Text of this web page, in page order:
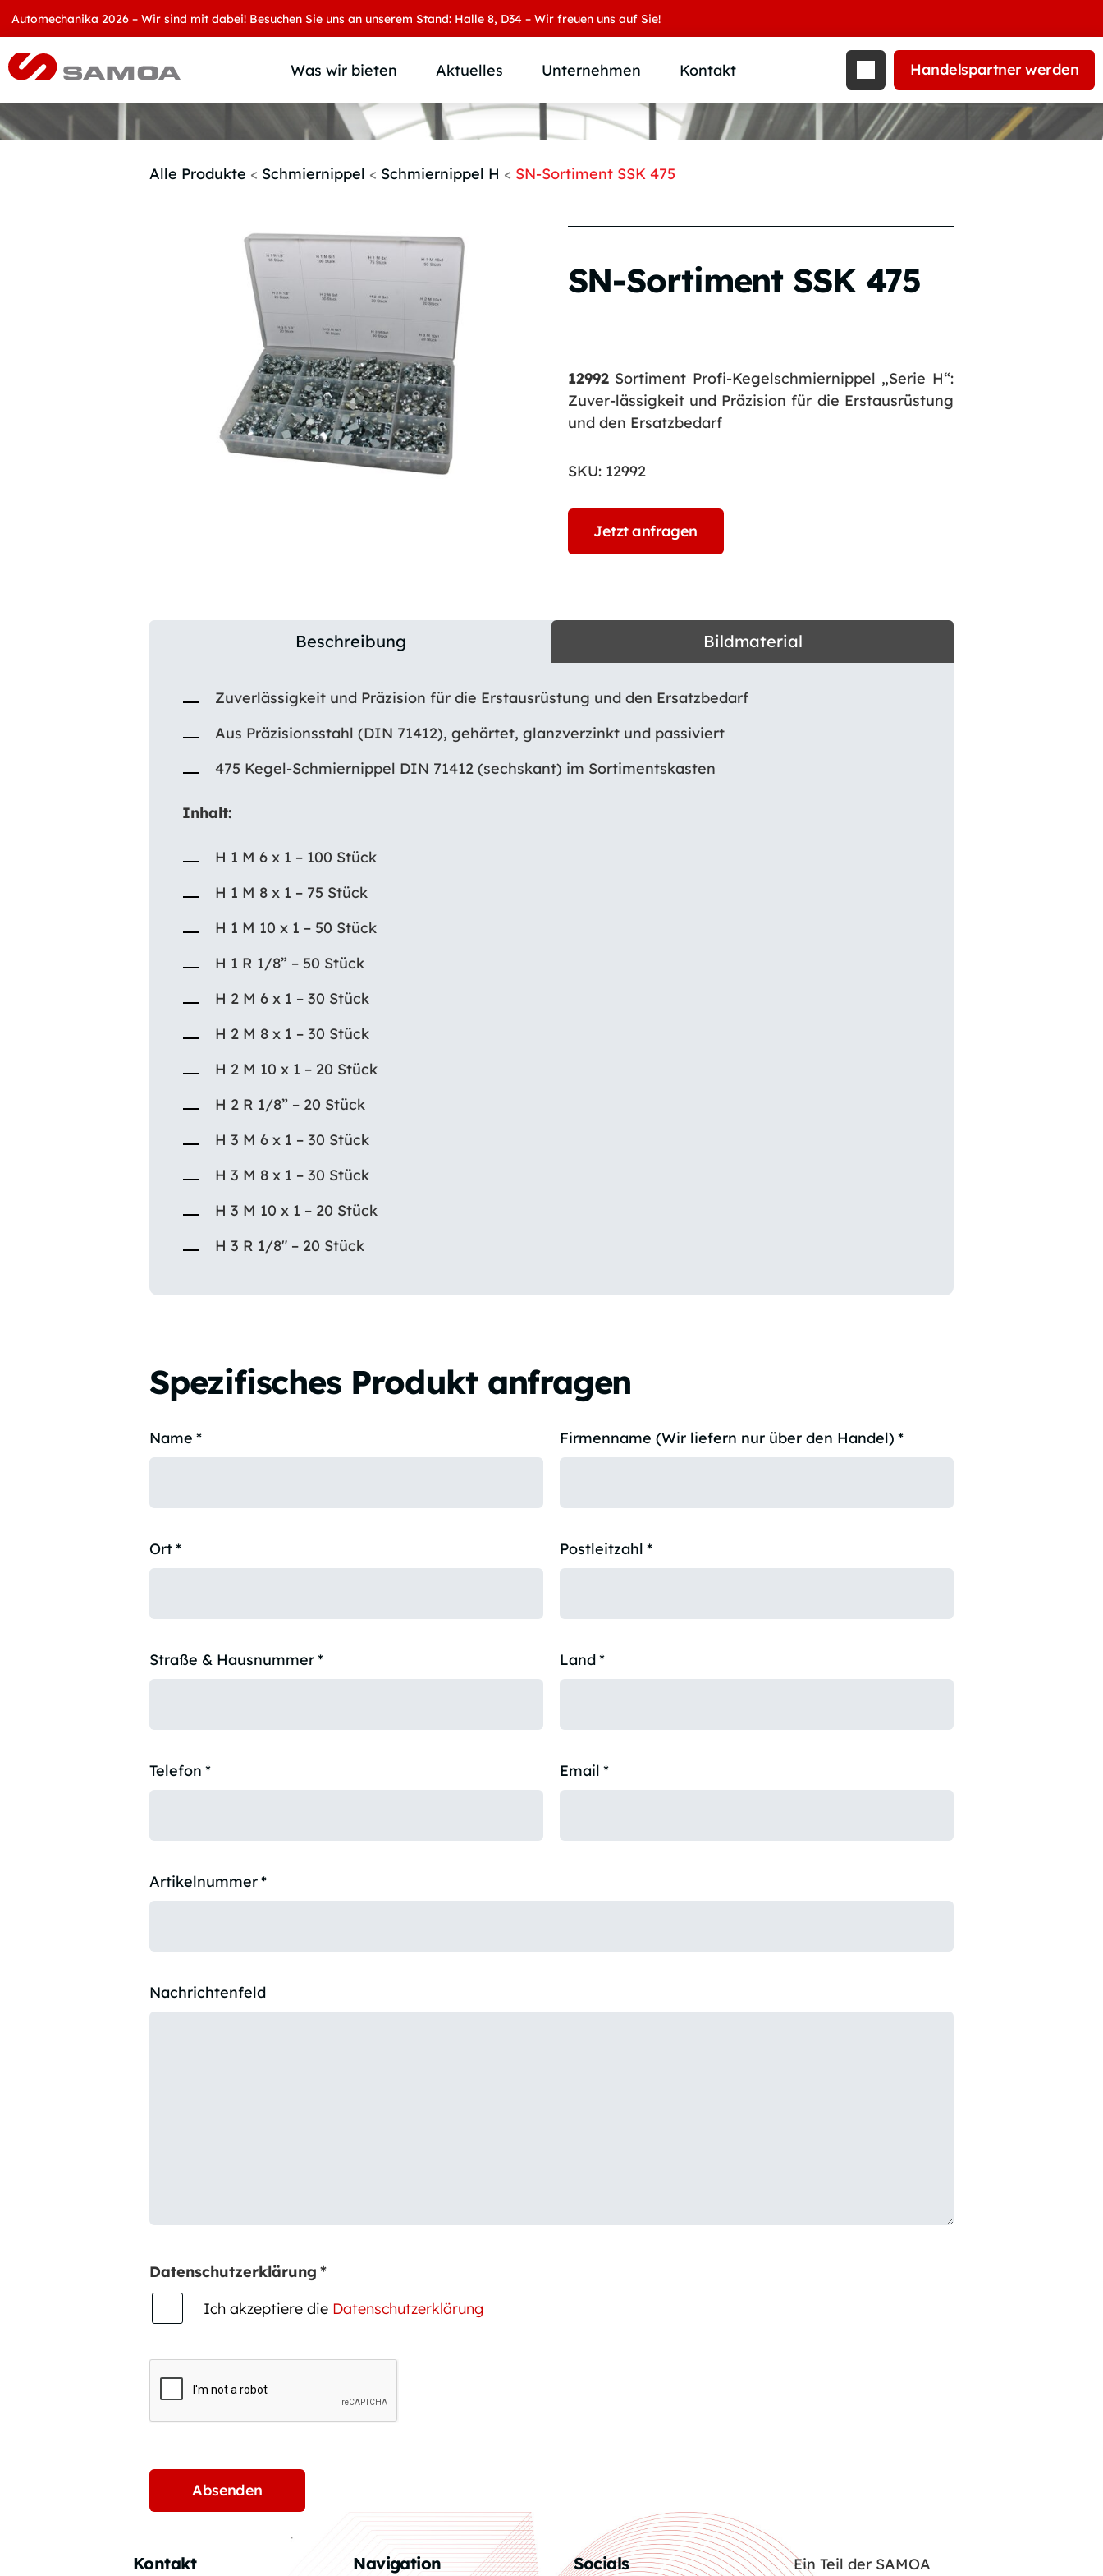
2026 – Wir sind mit dabei! Besuchen Sie uns an unserem Stand: Halle 8, D34 – Wir freuen uns auf Sie!
Was wir bieten
Produktübersicht
Produktkategorie
Branchen und Märkte
Aktuelles Unternehmen
Wer wir sind
SAMOA Gruppe
Downloads
Kontakt Handelspartner werden
Alle Produkte < Schmiernippel < Schmiernippel H < SN-Sortiment SSK 475
SN-Sortiment SSK 475
12992Sortiment Profi-Kegelschmiernippel „Serie H“:
Zuver-lässigkeit und Präzision für die Erstausrüstung
und den Ersatzbedarf
SKU: 12992
Jetzt anfragen
Beschreibung Bildmaterial
Zuverlässigkeit und Präzision für die Erstausrüstung und den Ersatzbedarf
Aus Präzisionsstahl (DIN 71412), gehärtet, glanzverzinkt und passiviert
475 Kegel-Schmiernippel DIN 71412 (sechskant) im Sortimentskasten
Inhalt:
H 1 M 6 x 1 – 100 Stück
H 1 M 8 x 1 – 75 Stück
H 1 M 10 x 1 – 50 Stück
H 1 R 1/8” – 50 Stück
H 2 M 6 x 1 – 30 Stück
H 2 M 8 x 1 – 30 Stück
H 2 M 10 x 1 – 20 Stück
H 2 R 1/8” – 20 Stück
H 3 M 6 x 1 – 30 Stück
H 3 M 8 x 1 – 30 Stück
H 3 M 10 x 1 – 20 Stück
H 3 R 1/8″ – 20 Stück
Spezifisches Produkt anfragen
Name * Firmenname (Wir liefern nur über den Handel) *
Ort* Postleitzahl *
Straße & Hausnummer* Land*
Telefon * Email *
Artikelnummer*
Nachrichtenfeld
Datenschutzerklärung *
Ich akzeptiere die Datenschutzerklärung
Kontakt Navigation Socials Ein Teil der SAMOA